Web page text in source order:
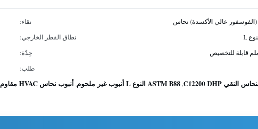
نقاء:
نطاق القطر الخارجي:
حِدّة:
طلب:
,ASTM B88 النوع L أنبوب غير ملحوم ,أنبوب نحاس HVAC مقاوم للتآكل